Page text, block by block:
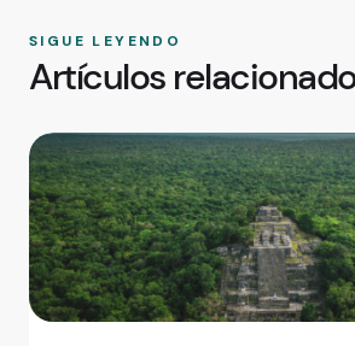
SIGUE LEYENDO
Artículos